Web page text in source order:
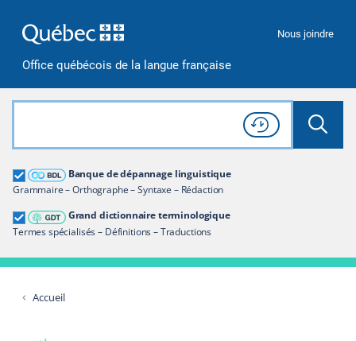
Office québécois de la langue française
Nous joindre
Rechercher dans tout le site
Lancer
Consulter l'
Historique
de recherche
Banque de dépannage linguistique
Grammaire – Orthographe – Syntaxe – Rédaction
Grand dictionnaire terminologique
Termes spécialisés – Définitions – Traductions
Grand dictionnaire terminologique
Restreindre aux termes
Accueil